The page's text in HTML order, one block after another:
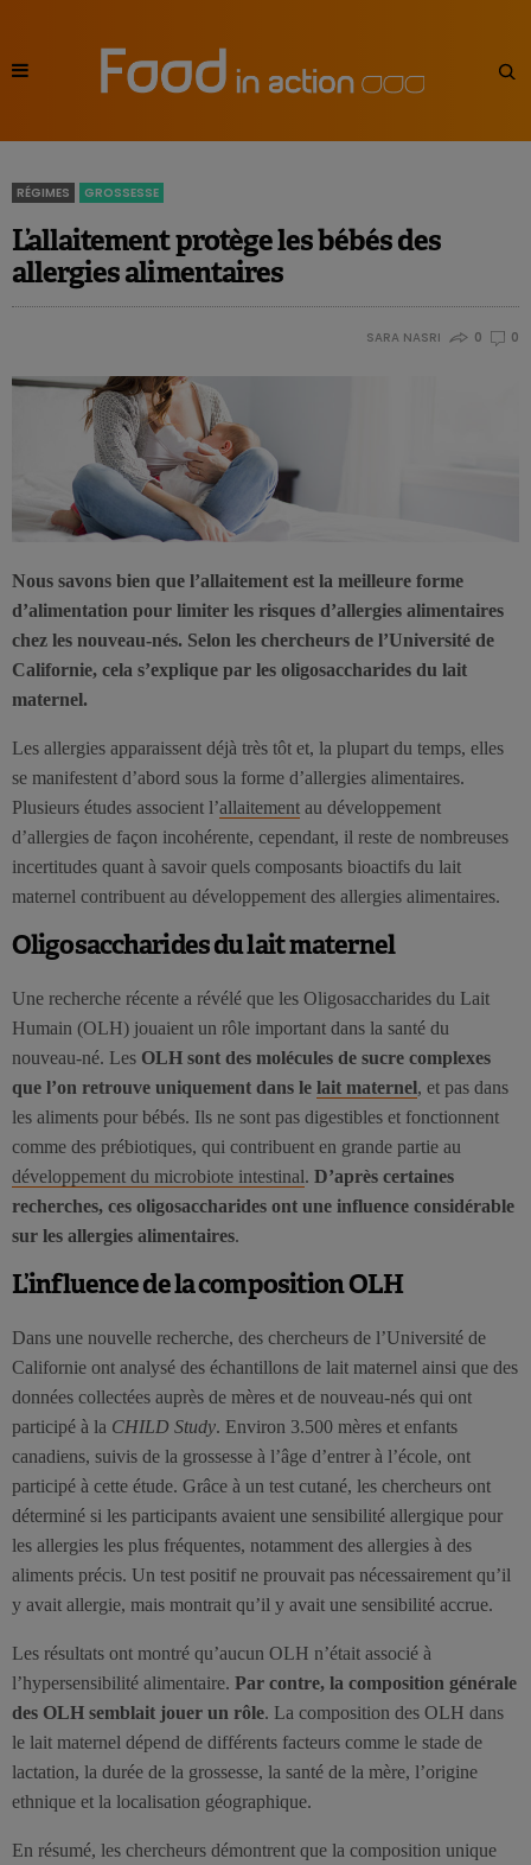
RÉGIMES GROSSESSE
L’allaitement protège les bébés des
allergies alimentaires
SARA NASRI 0 0
Nous savons bien que l’allaitement est la meilleure forme
d’alimentation pour limiter les risques d’allergies alimentaires
chez les nouveau-nés. Selon les chercheurs de l’Université de
Californie, cela s’explique par les oligosaccharides du lait
maternel.
Les allergies apparaissent déjà très tôt et, la plupart du temps, elles
se manifestent d’abord sous la forme d’allergies alimentaires.
Plusieurs études associent l’allaitement au développement
d’allergies de façon incohérente, cependant, il reste de nombreuses
incertitudes quant à savoir quels composants bioactifs du lait
maternel contribuent au développement des allergies alimentaires.
Oligosaccharides du lait maternel
Une recherche récente a révélé que les Oligosaccharides du Lait
Humain (OLH) jouaient un rôle important dans la santé du
nouveau-né. Les OLH sont des molécules de sucre complexes
que l’on retrouve uniquement dans le lait maternel, et pas dans
les aliments pour bébés. Ils ne sont pas digestibles et fonctionnent
comme des prébiotiques, qui contribuent en grande partie au
développement du microbiote intestinal. D’après certaines
recherches, ces oligosaccharides ont une influence considérable
sur les allergies alimentaires.
L’influence de la composition OLH
Dans une nouvelle recherche, des chercheurs de l’Université de
Californie ont analysé des échantillons de lait maternel ainsi que des
données collectées auprès de mères et de nouveau-nés qui ont
participé à la CHILD Study. Environ 3.500 mères et enfants
canadiens, suivis de la grossesse à l’âge d’entrer à l’école, ont
participé à cette étude. Grâce à un test cutané, les chercheurs ont
déterminé si les participants avaient une sensibilité allergique pour
les allergies les plus fréquentes, notamment des allergies à des
aliments précis. Un test positif ne prouvait pas nécessairement qu’il
y avait allergie, mais montrait qu’il y avait une sensibilité accrue.
Les résultats ont montré qu’aucun OLH n’était associé à
l’hypersensibilité alimentaire. Par contre, la composition générale
des OLH semblait jouer un rôle. La composition des OLH dans
le lait maternel dépend de différents facteurs comme le stade de
lactation, la durée de la grossesse, la santé de la mère, l’origine
ethnique et la localisation géographique.
En résumé, les chercheurs démontrent que la composition unique